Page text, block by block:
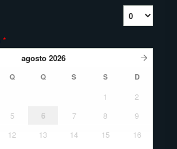
*
agosto 2026
Q Q S S D
1
2
5 6 7 8
9
12 13 14 15
16